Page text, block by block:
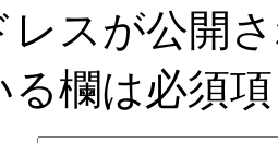
レスが公開
る欄は必須